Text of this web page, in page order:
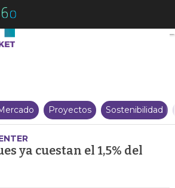
Los ciberataques ya cuestan el
Proyectos Sostenibilidad
ya cuestan el 1,5% del